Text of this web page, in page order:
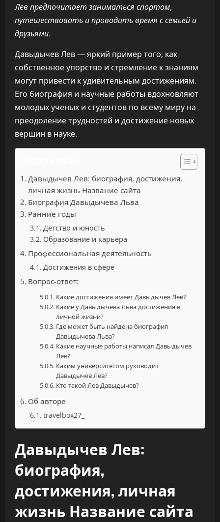
Лев предпочитает заниматься спортом,
путешествовать и проводить время с семьей и
друзьями.
Давыдычев Лев — яркий пример того, как
собственное упорство и стремление к знаниям
могут привести к удивительным достижениям.
Его биография и научные работы вдохновляют
молодых ученых и студентов по всему миру на
преодоление трудностей и достижение новых
вершин в науке.
Давыдычев Лев: биография, достижения,
личная жизнь Название сайта
Биография Давыдычева Льва
Ранние годы
Детство и юность
Образование и карьера
Профессиональная деятельность
Достижения в сфере
Вопрос-ответ:
Какие достижения имеет Давыдычев Лев?
Какие у Давыдычева Льва достижения в
личной жизни?
Где может быть найдена биография
Давыдычева Льва?
Какие научные работы написал Давыдычев
Лев?
Каким университетом руководит
Давыдычев Лев?
Кто такой Лев Давыдычев?
Об авторе
travelbox27_
Давыдычев Лев:
биография,
достижения, личная
жизнь Название сайта